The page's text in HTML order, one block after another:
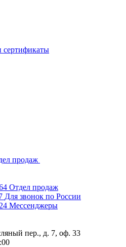
сертификаты
продаж
Отдел продаж
Для звонок по России
Мессенджеры
пер., д. 7, оф. 33